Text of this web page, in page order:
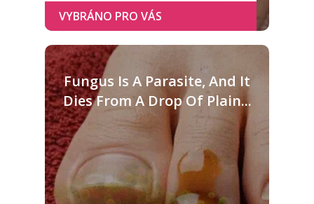
Fungus Is A Parasite, And It
Dies From A Drop Of Plain...